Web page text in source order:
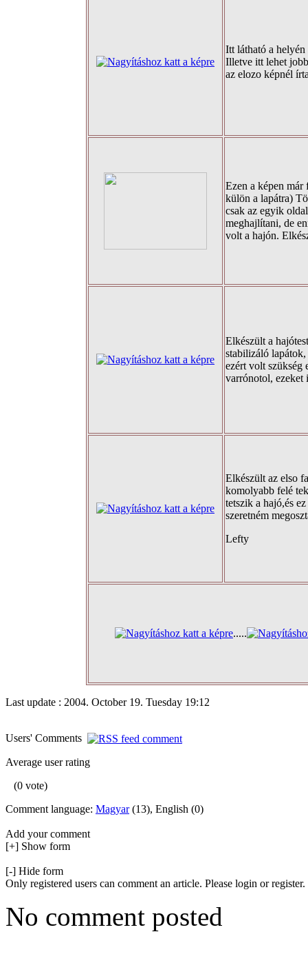
Itt látható a
Illetve itt lehet
az elozo képnél
Ezen a képen
külön a lapátra)
csak az egyik
meghajlítani, de
volt a hajón.
Elkészült a
stabilizáló
ezért volt szükség
varrónotol, ezeket
Elkészült az elso
komolyabb felé
tetszik a hajó,és
szeretném
Lefty
.....
Last update : 2004. October 19. Tuesday 19:12
Users' Comments
Average user rating
(0 vote)
Comment language: Magyar(13), English (0)
Add your comment
[+] Show form
[-] Hide form
Only registered users can comment an article. Please login or register.
No comment posted